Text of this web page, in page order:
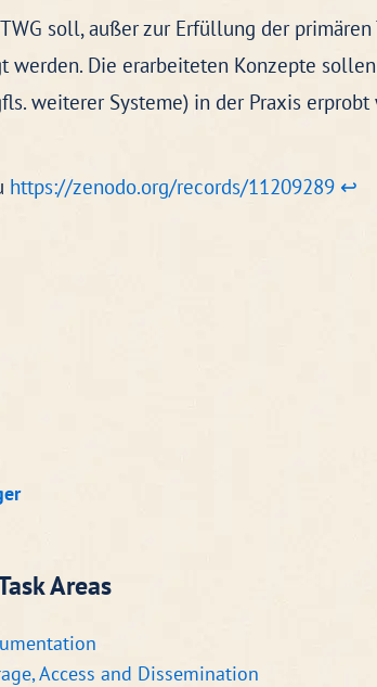
soll, außer zur Erfüllung der
werden. Die erarbeiteten Konzepte
weiterer Systeme) in der Praxis erprobt
https://zenodo.org/records/11209289 ↩
Areas
Access and Dissemination